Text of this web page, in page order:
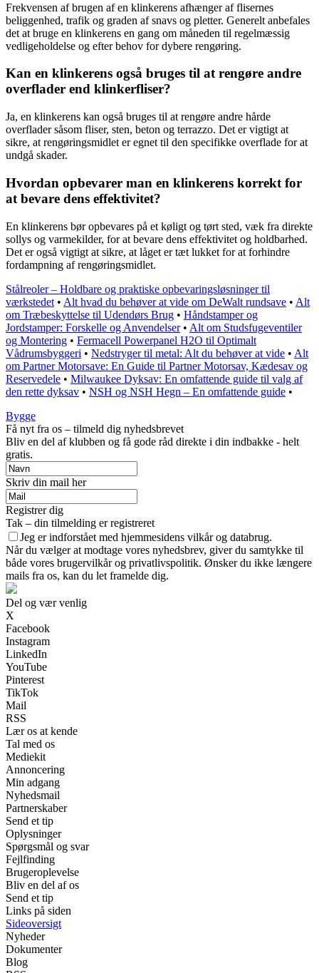
Frekvensen af brugen af en klinkerens afhænger af flisernes
beliggenhed, trafik og graden af snavs og pletter. Generelt anbefales
det at bruge en klinkerens en gang om måneden til regelmæssig
vedligeholdelse og efter behov for dybere rengøring.
Kan en klinkerens også bruges til at rengøre andre
overflader end klinkerfliser?
Ja, en klinkerens kan også bruges til at rengøre andre hårde
overflader såsom fliser, sten, beton og terrazzo. Det er vigtigt at
sikre, at rengøringsmidlet er egnet til den specifikke overflade for at
undgå skader.
Hvordan opbevarer man en klinkerens korrekt for
at bevare dens effektivitet?
En klinkerens bør opbevares på et køligt og tørt sted, væk fra direkte
sollys og varmekilder, for at bevare dens effektivitet og holdbarhed.
Det er også vigtigt at sikre, at låget er tæt lukket for at forhindre
fordampning af rengøringsmidlet.
Stålreoler – Holdbare og praktiske opbevaringsløsninger til
værkstedet • Alt hvad du behøver at vide om DeWalt rundsave • Alt
om Træbeskyttelse til Udendørs Brug • Håndstamper og
Jordstamper: Forskelle og Anvendelser• Alt om Studsfugeventiler
og Montering • Fermacell Powerpanel H2O til Optimalt
Vådrumsbyggeri • Nedstryger til metal: Alt du behøver at vide • Alt
om Partner Motorsave: En Guide til Partner Motorsav, Kædesav og
Reservedele • Milwaukee Dyksav: En omfattende guide til valg af
den rette dyksav • NSH og NSH Hegn – En omfattende guide •
Bygge
Få nyt fra os – tilmeld dig nyhedsbrevet
Bliv en del af klubben og få gode råd direkte i din indbakke - helt
gratis.
Skriv din mail her
Registrer dig
Tak – din tilmelding er registreret
Jeg er indforstået med hjemmesidens vilkår og databrug.
Når du vælger at modtage vores nyhedsbrev, giver du samtykke til
både vores brugervilkår og privatlivspolitik. Ønsker du ikke længere
mails fra os, kan du let framelde dig.
Del og vær venlig
X
Facebook
Instagram
LinkedIn
YouTube
Pinterest
TikTok
Mail
RSS
Lær os at kende
Tal med os
Mediekit
Annoncering
Min adgang
Nyhedsmail
Partnerskaber
Send et tip
Oplysninger
Spørgsmål og svar
Fejlfinding
Brugeroplevelse
Bliv en del af os
Send et tip
Links på siden
Sideoversigt
Nyheder
Dokumenter
Blog